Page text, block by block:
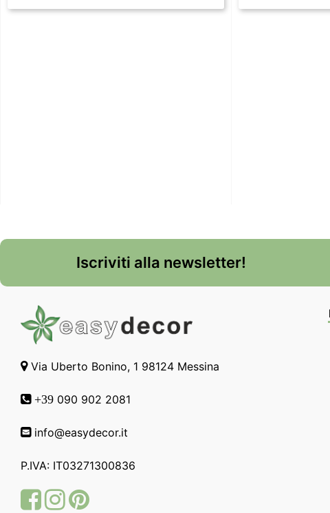
Iscriviti alla newsletter!
Via Uberto Bonino, 1 98124 Messina
+39 090 902 2081
info@easydecor.it
P.IVA: IT03271300836
FacebookInstagram
Pinterest